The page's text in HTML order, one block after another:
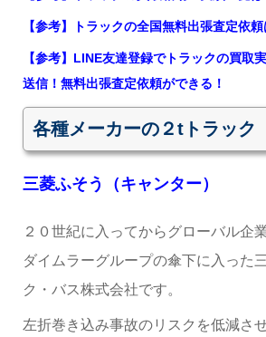
【参考】トラックの全国無料出張査定依
【参考】LINE友達登録でトラックの買取
送信！無料出張査定依頼ができる！
各種メーカーの２tトラック
三菱ふそう（キャンター）
２０世紀に入ってからグローバル企
ダイムラーグループの傘下に入った
ク・バス株式会社です。
左折巻き込み事故のリスクを低減さ